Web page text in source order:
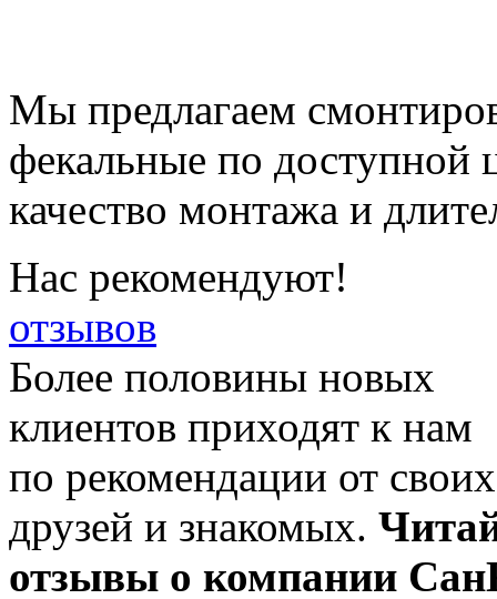
Мы предлагаем
фекальные по доступной
качество монтажа и
Нас рекомендуют!
отзывов
Более половины новых
клиентов приходят к нам
по рекомендации от своих
друзей и знакомых.
отзывы о компании